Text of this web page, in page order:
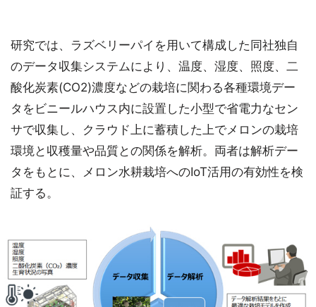
研究では、ラズベリーパイを用いて構成した同社独自
のデータ収集システムにより、温度、湿度、照度、二
酸化炭素(CO2)濃度などの栽培に関わる各種環境デー
タをビニールハウス内に設置した小型で省電力なセン
サで収集し、クラウド上に蓄積した上でメロンの栽培
環境と収穫量や品質との関係を解析。両者は解析デー
タをもとに、メロン水耕栽培へのIoT活用の有効性を検
証する。